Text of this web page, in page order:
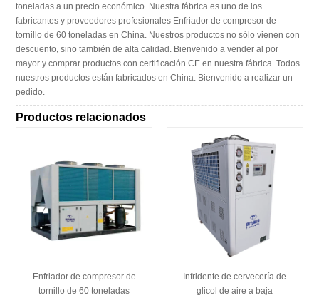
toneladas a un precio económico. Nuestra fábrica es uno de los
fabricantes y proveedores profesionales Enfriador de compresor de
tornillo de 60 toneladas en China. Nuestros productos no sólo vienen con
descuento, sino también de alta calidad. Bienvenido a vender al por
mayor y comprar productos con certificación CE en nuestra fábrica. Todos
nuestros productos están fabricados en China. Bienvenido a realizar un
pedido.
Productos relacionados
Enfriador de compresor de
tornillo de 60 toneladas
Infridente de cervecería de
glicol de aire a baja